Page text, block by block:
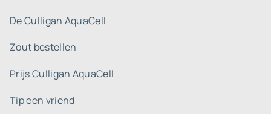
De Culligan AquaCell
Zout bestellen
Prijs Culligan AquaCell
Tip een vriend